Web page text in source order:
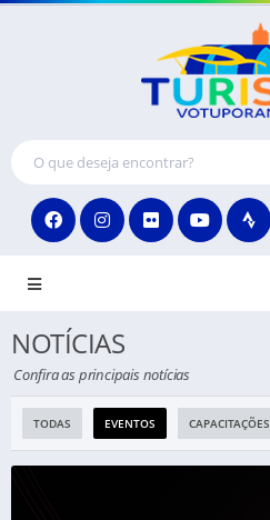
NOTÍCIAS
Confira as principais notícias
TODAS EVENTOS CAPACITAÇÕES